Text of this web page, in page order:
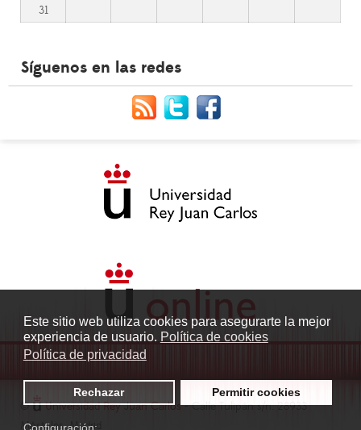
Este sitio web utiliza cookies para asegurarte la mejor
experiencia de usuario. Política de cookies
Política de privacidad
Rechazar Permitir cookies
31
Síguenos en las redes
© Universidad Rey Juan Carlos- Calle Tulipán s/n. 28933
Móstoles. Madrid